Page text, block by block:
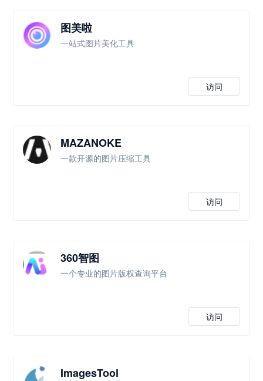
图美啦
一站式图片美化工具
访问
MAZANOKE
一款开源的图片压缩工具
访问
360智图
一个专业的图片版权查询平台
访问
ImagesTool